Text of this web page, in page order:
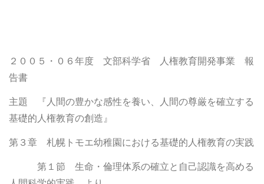
２００５・０６年度 文部科学省 人権教育開発事業 報
告書
主題 『人間の豊かな感性を養い、人間の尊厳を確立する
基礎的人権教育の創造』
第３章 札幌トモエ幼稚園における基礎的人権教育の実践
第１節 生命・倫理体系の確立と自己認識を高める